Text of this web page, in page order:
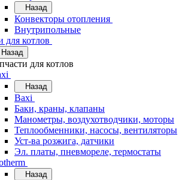
Назад
Конвекторы отопления
Внутрипольные
для котлов
Назад
для котлов
Назад
Baxi
Баки, краны, клапаны
Манометры, воздухотводчики, моторы
Теплообменники, насосы, вентиляторы
Уст-ва розжига, датчики
Эл. платы, пневмореле, термостаты
Назад